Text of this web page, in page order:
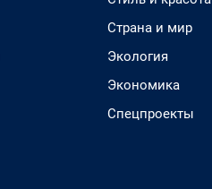
Страна и мир
Экология
Экономика
Спецпроекты